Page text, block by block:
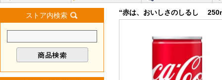
ストア内検索 “赤は、おいしさのしるし